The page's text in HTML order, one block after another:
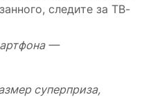
следите за ТВ-
—
суперприза,